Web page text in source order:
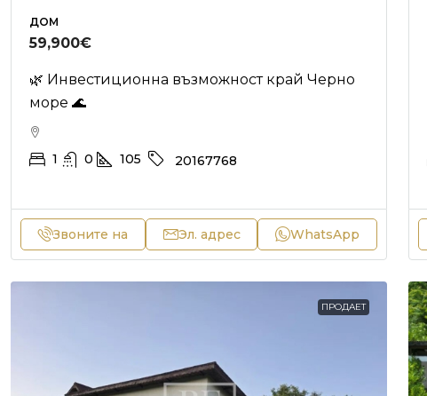
ДОМ
59,900€
🌿 Инвестиционна възможност край Черно
море 🌊
1 0 105 20167768
Звоните на Эл. адрес WhatsApp
ПРОДАЕТ